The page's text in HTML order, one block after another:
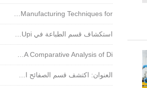
Manufacturing Techniques for…
استكشاف قسم الطباعة في Upi…
A Comparative Analysis of Di…
العنوان: اكتشف قسم الصفائح ا…